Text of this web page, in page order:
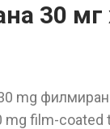
30 мг
mg
mg film-coated